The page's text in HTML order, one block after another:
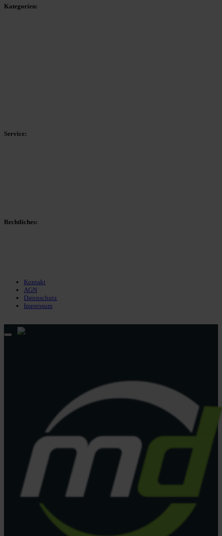
Kategorien:
Service:
Rechtliches:
Kontakt
AGN
Datenschutz
Impressum